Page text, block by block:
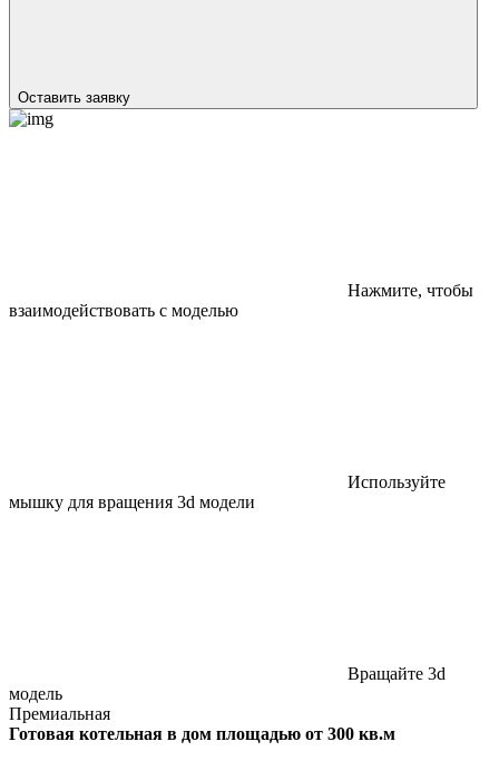
Оставить заявку
Нажмите, чтобы
взаимодействовать с моделью
Используйте
мышку для вращения 3d модели
Вращайте 3d
модель
Премиальная
Готовая котельная в дом площадью от 300 кв.м